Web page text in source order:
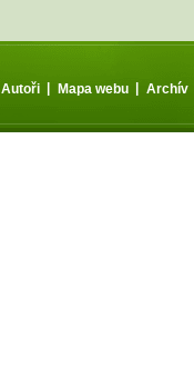
Autoři | Mapa webu | Archív